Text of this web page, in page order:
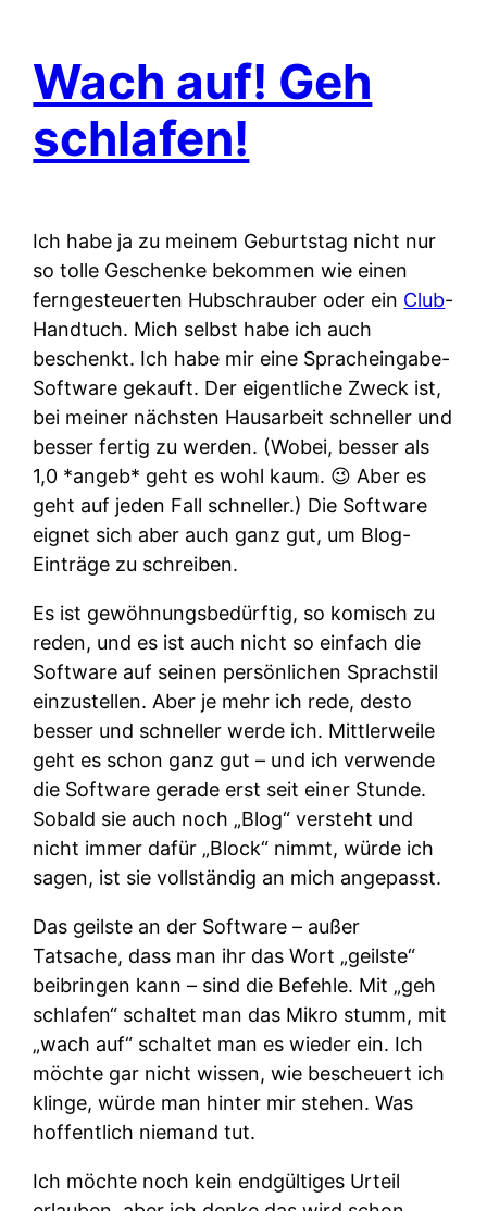
Wach auf! Geh
schlafen!
Ich habe ja zu meinem Geburtstag nicht nur
so tolle Geschenke bekommen wie einen
ferngesteuerten Hubschrauber oder ein Club-
Handtuch. Mich selbst habe ich auch
beschenkt. Ich habe mir eine Spracheingabe-
Software gekauft. Der eigentliche Zweck ist,
bei meiner nächsten Hausarbeit schneller und
besser fertig zu werden. (Wobei, besser als
1,0 *angeb* geht es wohl kaum. 😉 Aber es
geht auf jeden Fall schneller.) Die Software
eignet sich aber auch ganz gut, um Blog-
Einträge zu schreiben.
Es ist gewöhnungsbedürftig, so komisch zu
reden, und es ist auch nicht so einfach die
Software auf seinen persönlichen Sprachstil
einzustellen. Aber je mehr ich rede, desto
besser und schneller werde ich. Mittlerweile
geht es schon ganz gut – und ich verwende
die Software gerade erst seit einer Stunde.
Sobald sie auch noch „Blog“ versteht und
nicht immer dafür „Block“ nimmt, würde ich
sagen, ist sie vollständig an mich angepasst.
Das geilste an der Software – außer
Tatsache, dass man ihr das Wort „geilste“
beibringen kann – sind die Befehle. Mit „geh
schlafen“ schaltet man das Mikro stumm, mit
„wach auf“ schaltet man es wieder ein. Ich
möchte gar nicht wissen, wie bescheuert ich
klinge, würde man hinter mir stehen. Was
hoffentlich niemand tut.
Ich möchte noch kein endgültiges Urteil